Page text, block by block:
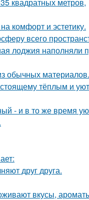
комфорт и эстетику.
всего
лоджия наполняли
обычных материалов.
тёплым и
- и в то же время
друг друга.
вкусы,